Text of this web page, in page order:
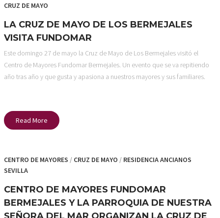
CRUZ DE MAYO
LA CRUZ DE MAYO DE LOS BERMEJALES
VISITA FUNDOMAR
Este domingo 27 de mayo la Cruz de Mayo de Los Bermejales visitó el
Centro de Mayores Fundomar Bermejales. Un evento que se va repitiendo
año tras año y que gusta y apasiona a nuestros mayores y sus familiares.
Read More
CENTRO DE MAYORES / CRUZ DE MAYO / RESIDENCIA ANCIANOS
SEVILLA
CENTRO DE MAYORES FUNDOMAR
BERMEJALES Y LA PARROQUIA DE NUESTRA
SEÑORA DEL MAR ORGANIZAN LA CRUZ DE